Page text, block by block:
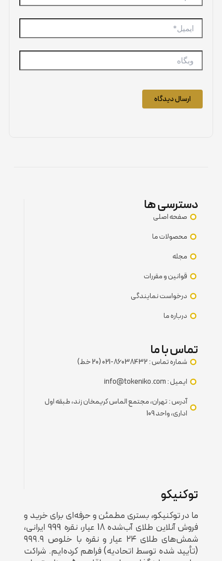
ایمیل*
وبگاه
دسترسی ها
صفحه اصلی
محصولات ما
مجله
قوانین و مقررات
درخواست نمایندگی
درباره ما
تماس با ما
شماره تماس : 86038432-021 (20 خط)
ایمیل : info@tokeniko.com
آدرس : تهران، مجتمع الماس کریمخان زند، طبقه اول
اداری، واحد 109
توکنیکو
ما در توکنیکو، بستری مطمئن و حرفه‌ای برای خرید و
فروش آنلاین طلای آب‌شده 18 عیار، نقره 999 ایرانی،
شمش‌های طلای ۲۴ عیار و نقره با خلوص ۹۹۹.۹
(تأیید شده توسط اتحادیه) فراهم کرده‌ایم. شراکت